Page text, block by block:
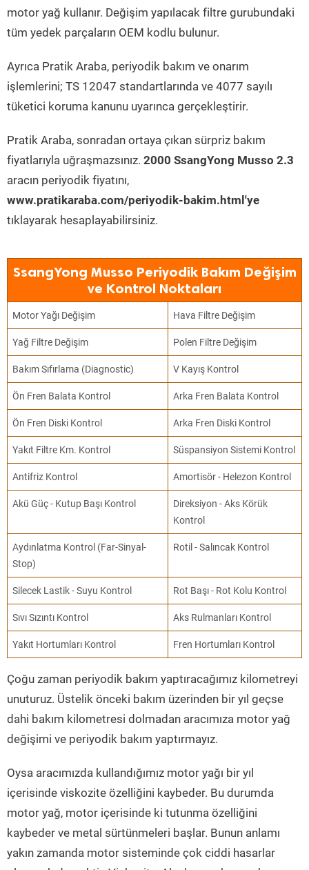
motor yağ kullanır. Değişim yapılacak filtre gurubundaki
tüm yedek parçaların OEM kodlu bulunur.
Ayrıca Pratik Araba, periyodik bakım ve onarım
işlemlerini; TS 12047 standartlarında ve 4077 sayılı
tüketici koruma kanunu uyarınca gerçekleştirir.
Pratik Araba, sonradan ortaya çıkan sürpriz bakım
fiyatlarıyla uğraşmazsınız. 2000 SsangYong Musso 2.3
aracın periyodik fiyatını,
www.pratikaraba.com/periyodik-bakim.html'ye
tıklayarak hesaplayabilirsiniz.
SsangYong Musso Periyodik Bakım Değişim
ve Kontrol Noktaları
Motor Yağı Değişim Hava Filtre Değişim
Yağ Filtre Değişim Polen Filtre Değişim
Bakım Sıfırlama (Diagnostic) V Kayış Kontrol
Ön Fren Balata Kontrol Arka Fren Balata Kontrol
Ön Fren Diski Kontrol Arka Fren Diski Kontrol
Yakıt Filtre Km. Kontrol Süspansiyon Sistemi Kontrol
Antifriz Kontrol Amortisör - Helezon Kontrol
Akü Güç - Kutup Başı Kontrol
Direksiyon - Aks Körük
Kontrol
Aydınlatma Kontrol (Far-Sinyal-
Stop)
Rotil - Salıncak Kontrol
Silecek Lastik - Suyu Kontrol Rot Başı - Rot Kolu Kontrol
Sıvı Sızıntı Kontrol Aks Rulmanları Kontrol
Yakıt Hortumları Kontrol Fren Hortumları Kontrol
Çoğu zaman periyodik bakım yaptıracağımız kilometreyi
unuturuz. Üstelik önceki bakım üzerinden bir yıl geçse
dahi bakım kilometresi dolmadan aracımıza motor yağ
değişimi ve periyodik bakım yaptırmayız.
Oysa aracımızda kullandığımız motor yağı bir yıl
içerisinde viskozite özelliğini kaybeder. Bu durumda
motor yağ, motor içerisinde ki tutunma özelliğini
kaybeder ve metal sürtünmeleri başlar. Bunun anlamı
yakın zamanda motor sisteminde çok ciddi hasarlar